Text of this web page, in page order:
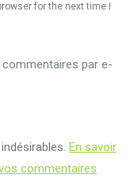
for the next time I
par e-
En savoir
commentaires